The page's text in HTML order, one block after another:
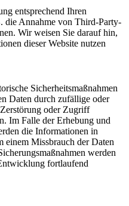
entsprechend Ihren
die Annahme von Third-Party-
Wir weisen Sie darauf hin,
dieser Website nutzen
Sicherheitsmaßnahmen
Daten durch zufällige oder
oder Zugriff
Im Falle der Erhebung und
die Informationen in
einem Missbrauch der Daten
werden
fortlaufend